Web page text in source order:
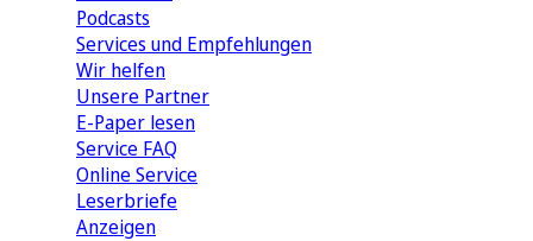
Podcasts
Services und Empfehlungen
Wir helfen
Unsere Partner
E-Paper lesen
Service FAQ
Online Service
Leserbriefe
Anzeigen